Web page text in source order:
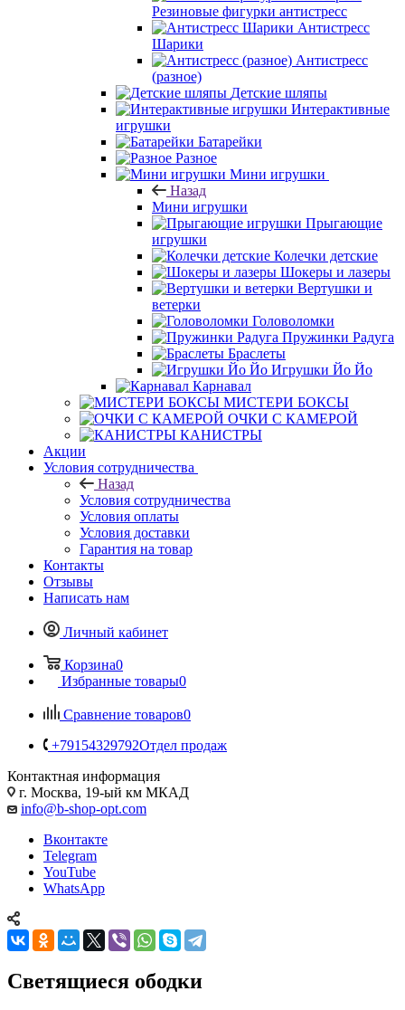
Резиновые фигурки антистресс
Антистресс
Шарики
Антистресс
(разное)
Детские шляпы
Интерактивные
игрушки
Батарейки
Разное
Мини игрушки
Назад
Мини игрушки
Прыгающие
игрушки
Колечки детские
Шокеры и лазеры
Вертушки и
ветерки
Головоломки
Пружинки Радуга
Браслеты
Игрушки Йо Йо
Карнавал
МИСТЕРИ БОКСЫ
ОЧКИ С КАМЕРОЙ
КАНИСТРЫ
Акции
Условия сотрудничества
Назад
Условия сотрудничества
Условия оплаты
Условия доставки
Гарантия на товар
Контакты
Отзывы
Написать нам
Личный кабинет
Корзина0
Избранные товары0
Сравнение товаров0
+79154329792Отдел продаж
Контактная информация
г. Москва, 19-ый км МКАД
info@b-shop-opt.com
Вконтакте
Telegram
YouTube
WhatsApp
Светящиеся ободки